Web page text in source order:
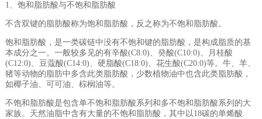
1、饱和脂肪酸与不饱和脂肪酸
不含双键的脂肪酸称为饱和脂肪酸，反之称为不饱和脂肪酸。
饱和脂肪酸，是一类碳链中没有不饱和键的脂肪酸，是构成脂质的基
本成分之一。一般较多见的有辛酸(C8:0)、癸酸(C10:0)、月桂酸
(C12:0)、豆蔻酸(C14:0)、硬脂酸(C18:0)、花生酸(C20:0)等。牛、羊、
猪等动物的脂肪中多含此类脂肪酸，少数植物油中也含此类脂肪酸，
如椰子油、可可油、棕榈油等。
不饱和脂肪酸是包含单不饱和脂肪酸系列和多不饱和脂肪酸系列的大
家族。天然油脂中含有大量的不饱和脂肪酸，其中以18碳的单烯酸